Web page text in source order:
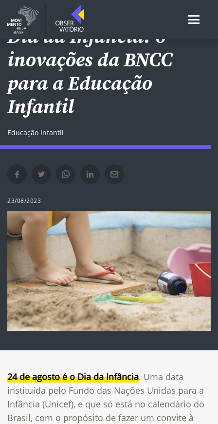
Dia da Infância: 6
inovações da BNCC
para a Educação
Infantil
Educação Infantil
Compartilhar no Facebook em nova janela
Compartilhar no Twitter em nova janela
Compartilhar no Whatsapp em nova janela
Compartilhar no Linkedin em nova janela
Compartilhar por e-mail em nova janela
23/08/2023
24 de agosto é o Dia da Infância. Uma data
instituída pelo Fundo das Nações Unidas para a
Infância (Unicef), e que só está no calendário do
Brasil, com o propósito de fazer um convite à